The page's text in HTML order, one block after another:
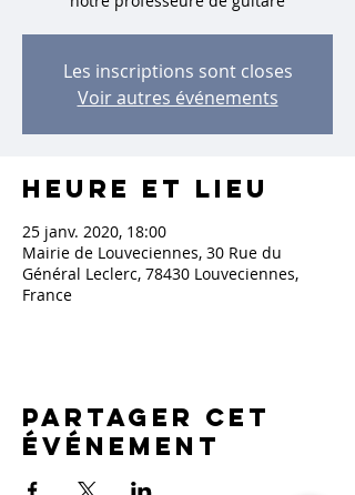
Les inscriptions sont closes
Voir autres événements
Heure et lieu
25 janv. 2020, 18:00
Mairie de Louveciennes, 30 Rue du
Général Leclerc, 78430 Louveciennes,
France
Partager cet
événement